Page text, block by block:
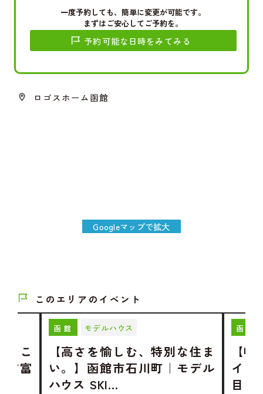
一度予約しても、簡単に変更が可能です。
まずはご安心してご予約を。
予約可能な日時をみてみる
ロゴスホーム函館
Googleマップで拡大
このエリアのイベント
あこ
市富
函館 モデルハウス
【高さを愉しむ、特別な住ま
い。】函館市石川町｜モデル
ハウス SKI…
函館
【
イク
目｜